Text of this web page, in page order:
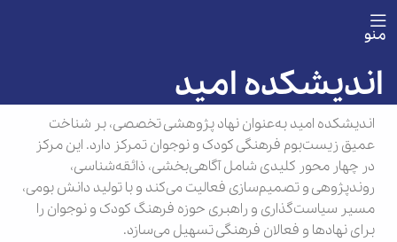
منو
اندیشکده امید
اندیشکده امید به‌عنوان نهاد پژوهشی تخصصی، بر شناخت
عمیق زیست‌بوم فرهنگی کودک و نوجوان تمرکز دارد. این مرکز
در چهار محور کلیدی شامل آگاهی‌بخشی، ذائقه‌شناسی،
روندپژوهی و تصمیم‌سازی فعالیت می‌کند و با تولید دانش بومی،
مسیر سیاست‌گذاری و راهبری حوزه فرهنگ کودک و نوجوان را
برای نهادها و فعالان فرهنگی تسهیل می‌سازد.